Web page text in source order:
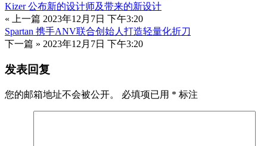
Kizer 公布新的设计师及带来的新设计
« 上一篇 2023年12月7日 下午3:20
Spartan 携手ANV联合创始人打造轻量化折刀
下一篇 » 2023年12月7日 下午3:20
发表回复
您的邮箱地址不会被公开。 必填项已用 * 标注